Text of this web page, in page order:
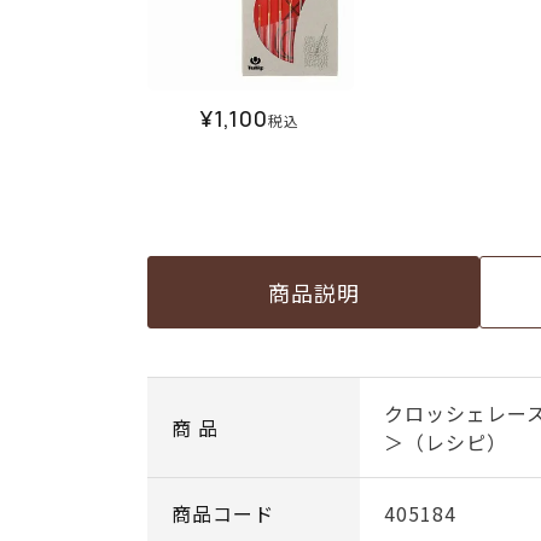
¥1,100税込
商品説明
商 品
クロッシェレー
＞（レシピ）
商品コード 405184